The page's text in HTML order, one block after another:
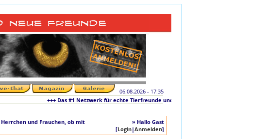
06.08.2026 - 17:35
+++ Das #1 Netzwerk für echte Tierfreunde und tierliebe Singles +++ Die originale
Herrchen und Frauchen, ob mit
» Hallo Gast
[Login|Anmelden]